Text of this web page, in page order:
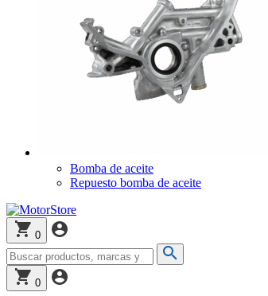
Bomba de aceite
Repuesto bomba de aceite
0
0